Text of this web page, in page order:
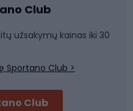
Club
užsakymų kainas iki 30
Sportano Club >
Club